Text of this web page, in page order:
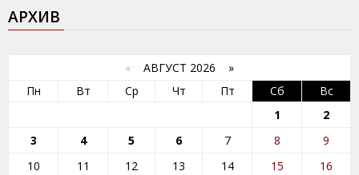
АРХИВ
« АВГУСТ 2026 »
Пн
Вт Ср Чт Пт Сб
Вс
1
2
3
4 5 6 7 8
9
10
11 12 13 14 15
16